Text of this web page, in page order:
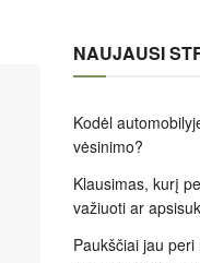
NAUJAUSI
Kodėl
vėsinimo?
Klausimas, kurį
važiuoti ar
Paukščiai jau